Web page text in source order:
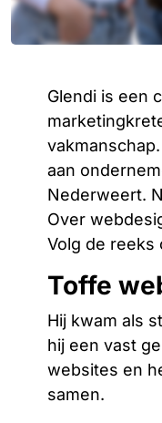
Glendi is een
aan
Nederweert.
Over
Volg de
Toffe
Hij kwam als
hij een vast
websites en
samen.